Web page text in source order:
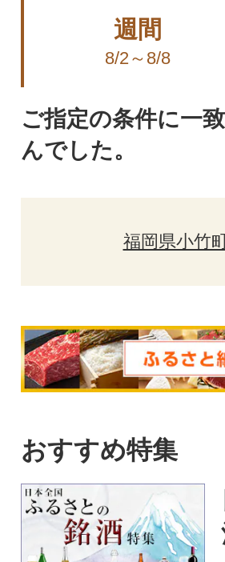
週間
8/2～8/8
ご指定の条件に一
んでした。
福岡県小竹
おすすめ特集